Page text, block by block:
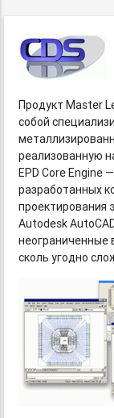
Продукт Master
собой
реализованную
EPD Core Engine
разработанных
проектирования
Autodesk
неограниченные
сколь угодно